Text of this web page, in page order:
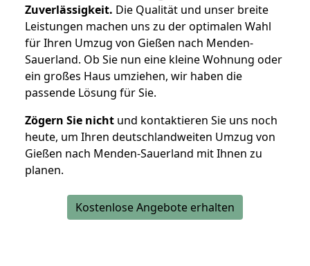
Zuverlässigkeit. Die Qualität und unser breite
Leistungen machen uns zu der optimalen Wahl
für Ihren Umzug von Gießen nach Menden-
Sauerland. Ob Sie nun eine kleine Wohnung oder
ein großes Haus umziehen, wir haben die
passende Lösung für Sie.
Zögern Sie nicht und kontaktieren Sie uns noch
heute, um Ihren deutschlandweiten Umzug von
Gießen nach Menden-Sauerland mit Ihnen zu
planen.
Kostenlose Angebote erhalten